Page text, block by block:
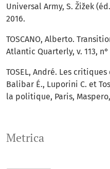
Metrica
Universal Army, S. Žižek
2016.
TOSCANO, Alberto.
Atlantic Quarterly, v. 113, n°
TOSEL, André. Les
Balibar É., Luporini C. et
la politique, Paris, Maspero,